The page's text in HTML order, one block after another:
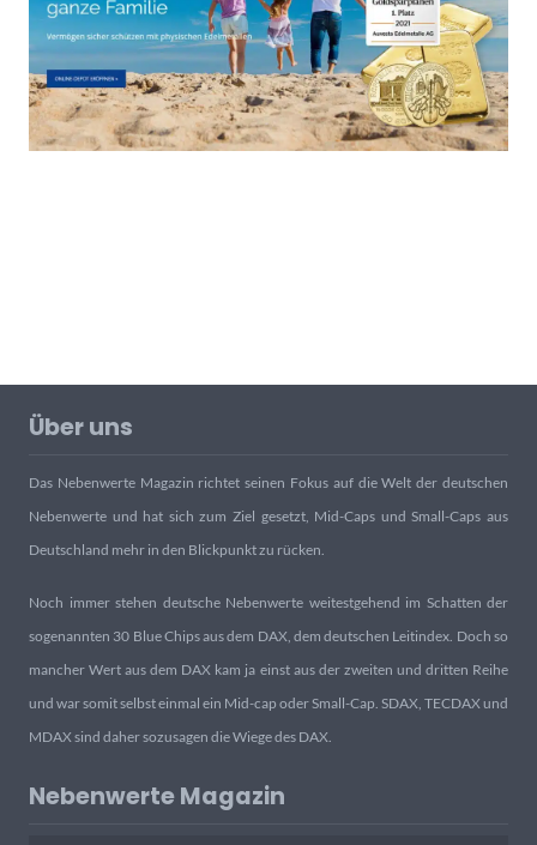
Über uns
Das Nebenwerte Magazin richtet seinen Fokus auf die Welt der deutschen
Nebenwerte und hat sich zum Ziel gesetzt, Mid-Caps und Small-Caps aus
Deutschland mehr in den Blickpunkt zu rücken.
Noch immer stehen deutsche Nebenwerte weitestgehend im Schatten der
sogenannten 30 Blue Chips aus dem DAX, dem deutschen Leitindex. Doch so
mancher Wert aus dem DAX kam ja einst aus der zweiten und dritten Reihe
und war somit selbst einmal ein Mid-cap oder Small-Cap. SDAX, TECDAX und
MDAX sind daher sozusagen die Wiege des DAX.
Nebenwerte Magazin